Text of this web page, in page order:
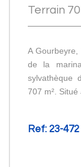
Terrain
A
de la
sylvathèque
707 m².
Ref: 23-472